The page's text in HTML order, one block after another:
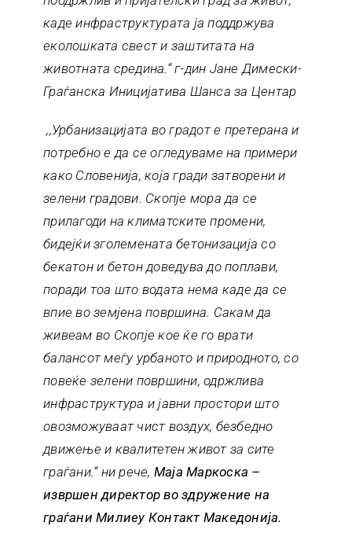
каде инфраструктурата ја поддржува
еколошката свест и заштитата на
животната средина.“ г-дин Јане Димески-
Граѓанска Иницијатива Шанса за Центар
,,Урбанизацијата во градот е претерана и
потребно е да се огледуваме на примери
како Словенија, која гради затворени и
зелени градови. Скопје мора да се
прилагоди на климатските промени,
бидејќи зголемената бетонизација со
бекатон и бетон доведува до поплави,
поради тоа што водата нема каде да се
впие во земјена површина. Сакам да
живеам во Скопје кое ќе го врати
балансот меѓу урбаното и природното, со
повеќе зелени површини, одржлива
инфраструктура и јавни простори што
овозможуваат чист воздух, безбедно
движење и квалитетен живот за сите
граѓани.“ ни рече, Маја Маркоска –
извршен директор во здружение на
граѓани Милиеу Контакт Македонија.